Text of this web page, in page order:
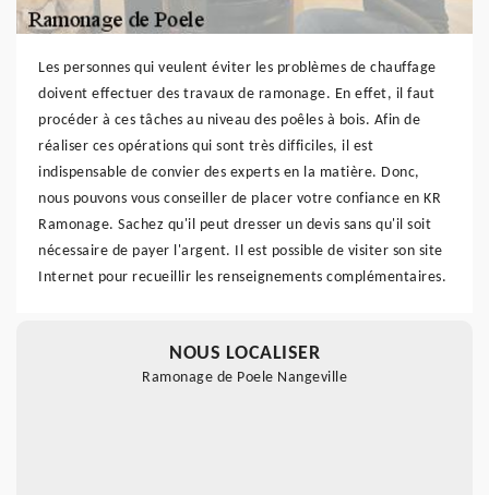
Les personnes qui veulent éviter les problèmes de chauffage
doivent effectuer des travaux de ramonage. En effet, il faut
procéder à ces tâches au niveau des poêles à bois. Afin de
réaliser ces opérations qui sont très difficiles, il est
indispensable de convier des experts en la matière. Donc,
nous pouvons vous conseiller de placer votre confiance en KR
Ramonage. Sachez qu'il peut dresser un devis sans qu'il soit
nécessaire de payer l'argent. Il est possible de visiter son site
Internet pour recueillir les renseignements complémentaires.
NOUS LOCALISER
Ramonage de Poele Nangeville